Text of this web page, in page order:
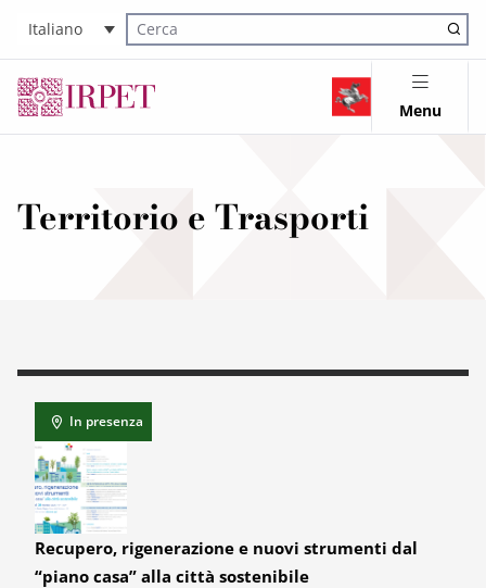
Italiano
Cerca nel sito
Menu
Territorio e Trasporti
In presenza
Recupero, rigenerazione e nuovi strumenti dal
“piano casa” alla città sostenibile